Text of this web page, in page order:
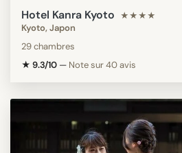
Hotel Kanra Kyoto ★★★★
Kyoto, Japon
29 chambres
★ 9.3/10 — Note sur 40 avis